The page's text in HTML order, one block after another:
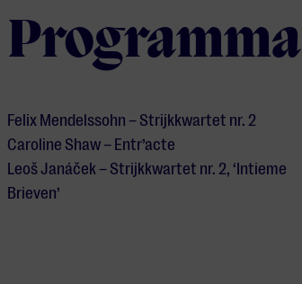
Programma
Felix Mendelssohn – Strijkkwartet nr. 2
Caroline Shaw – Entr’acte
Leoš Janáček – Strijkkwartet nr. 2, ‘Intieme
Brieven’